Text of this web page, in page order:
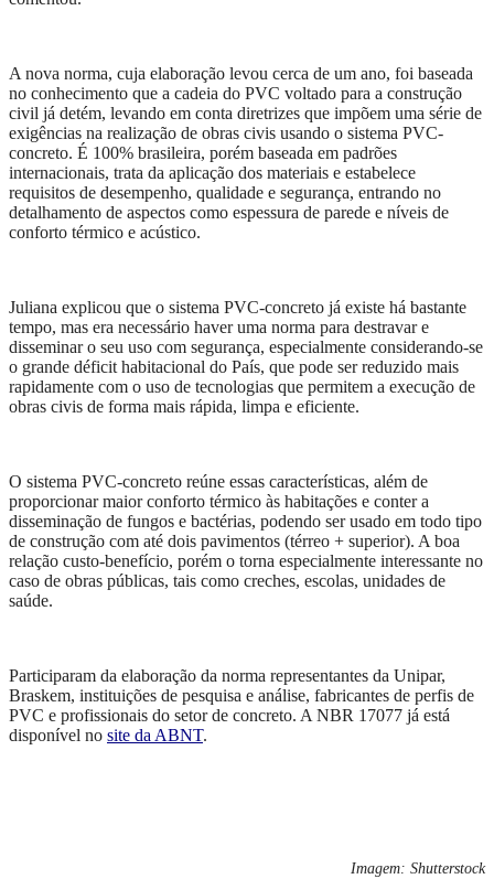
A nova norma, cuja elaboração levou cerca de um ano, foi baseada
no conhecimento que a cadeia do PVC voltado para a construção
civil já detém, levando em conta diretrizes que impõem uma série de
exigências na realização de obras civis usando o sistema PVC-
concreto. É 100% brasileira, porém baseada em padrões
internacionais, trata da aplicação dos materiais e estabelece
requisitos de desempenho, qualidade e segurança, entrando no
detalhamento de aspectos como espessura de parede e níveis de
conforto térmico e acústico.
Juliana explicou que o sistema PVC-concreto já existe há bastante
tempo, mas era necessário haver uma norma para destravar e
disseminar o seu uso com segurança, especialmente considerando-se
o grande déficit habitacional do País, que pode ser reduzido mais
rapidamente com o uso de tecnologias que permitem a execução de
obras civis de forma mais rápida, limpa e eficiente.
O sistema PVC-concreto reúne essas características, além de
proporcionar maior conforto térmico às habitações e conter a
disseminação de fungos e bactérias, podendo ser usado em todo tipo
de construção com até dois pavimentos (térreo + superior). A boa
relação custo-benefício, porém o torna especialmente interessante no
caso de obras públicas, tais como creches, escolas, unidades de
saúde.
Participaram da elaboração da norma representantes da Unipar,
Braskem, instituições de pesquisa e análise, fabricantes de perfis de
PVC e profissionais do setor de concreto. A NBR 17077 já está
disponível no site da ABNT.
Imagem: Shutterstock